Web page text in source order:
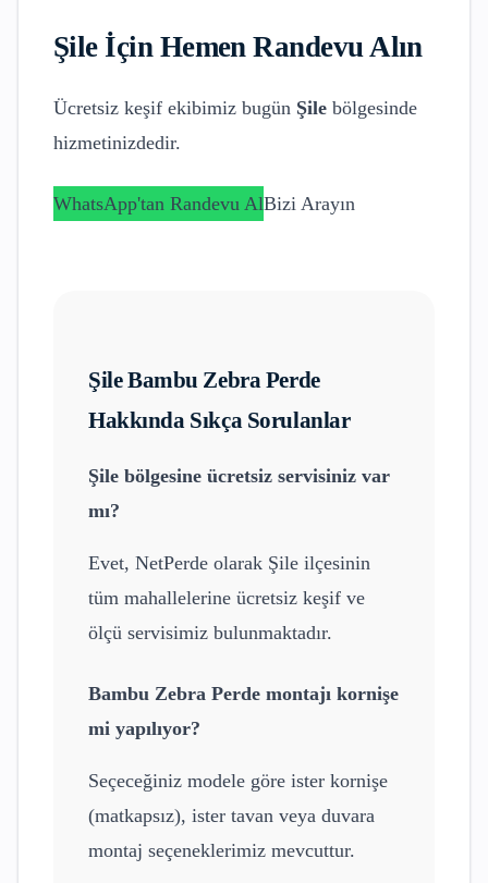
Şileİçin Hemen Randevu Alın
Ücretsiz keşif ekibimiz bugün Şile bölgesinde
hizmetinizdedir.
WhatsApp'tan Randevu AlBizi Arayın
ŞileBambu Zebra Perde
Hakkında Sıkça Sorulanlar
Şile bölgesine ücretsiz servisiniz var
mı?
Evet, NetPerde olarak Şile ilçesinin
tüm mahallelerine ücretsiz keşif ve
ölçü servisimiz bulunmaktadır.
Bambu Zebra Perde montajı kornişe
mi yapılıyor?
Seçeceğiniz modele göre ister kornişe
(matkapsız), ister tavan veya duvara
montaj seçeneklerimiz mevcuttur.